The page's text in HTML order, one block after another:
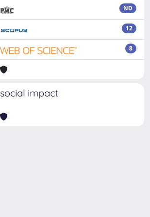
ND
12
8
social impact